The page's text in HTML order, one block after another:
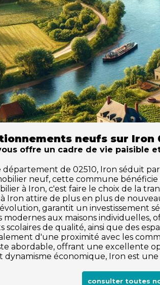
neufs sur Iron
vous offre un cadre de vie paisible
département de 02510, Iron séduit
neuf, cette commune bénéficie
à Iron, c'est faire le choix de la
Iron attire de plus en plus de
garantit un investissement
aux maisons individuelles,
scolaires de qualité, ainsi que des
d'une proximité avec les
abordable, offrant une excellente
dynamisme économique, Iron est
consulter toutes